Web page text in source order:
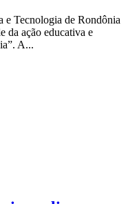
e Tecnologia de Rondônia
da ação educativa e
A...